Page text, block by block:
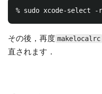
その後，再度 makelocalrc
直されます．